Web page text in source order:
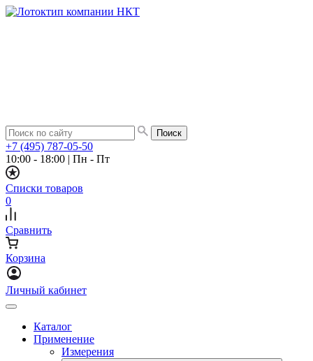
+7 (495) 787-05-50
10:00 - 18:00 | Пн - Пт
Списки товаров
0
Сравнить
Корзина
Личный кабинет
Каталог
Применение
Измерения